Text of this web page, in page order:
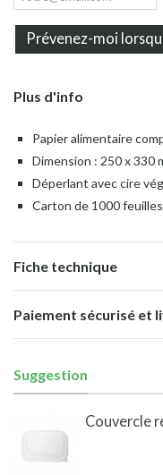
Prévenez-moi
Plus d'info
Papier alimentaire
Dimension : 250 x 330
Déperlant avec cire
Carton de 1000
Fiche technique
Paiement sécurisé et
Suggestion
Couvercle